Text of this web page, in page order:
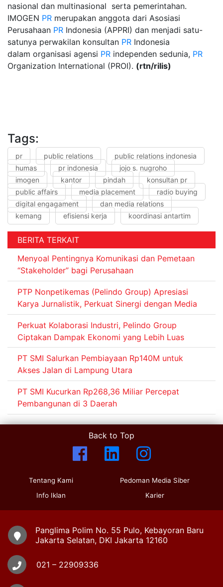
nasional dan multinasional serta pemerintahan.
IMOGEN PR merupakan anggota dari Asosiasi
Perusahaan PR Indonesia (APPRI) dan menjadi satu-
satunya perwakilan konsultan PR Indonesia
dalam organisasi agensi PR independen sedunia, PR
Organization International (PROI). (rtn/rilis)
Tags:
pr public relations
public relations indonesia
humas
pr indonesia
jojo s. nugroho
imogen
kantor pindah
konsultan pr
public affairs
media placement
radio buying
digital engagament
dan media relations
kemang
efisiensi kerja koordinasi antartim
BERITA TERKAIT
Menyoal Pentingnya Komunikasi dan Pemetaan
“Stakeholder” bagi Perusahaan
PTP Nonpetikemas (Pelindo Group) Apresiasi
Karya Jurnalistik, Perkuat Sinergi dengan Media
Perkuat Kolaborasi Industri, Pelindo Group
Ciptakan Dampak Ekonomi yang Lebih Luas
PT SMI Salurkan Pembiayaan Rp140M untuk
Akses Jalan di Lampung Utara
PT SMI Kucurkan Rp268,36 Miliar Percepat
Pembangunan di 3 Daerah
Back to Top
Tentang Kami
Info Iklan
Pedoman Media Siber
Karier
Panglima Polim No. 55 Pulo, Kebayoran Baru
Jakarta Selatan, DKI Jakarta 12160
021 – 22909336